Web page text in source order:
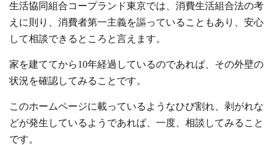
生活協同組合コープランド東京では、消費生活組合法の考
えに則り、消費者第一主義を謳っていることもあり、安心
して相談できるところと言えます。
家を建ててから10年経過しているのであれば、その外壁の
状況を確認してみることです。
このホームページに載っているようなひび割れ、剥がれな
どが発生しているようであれば、一度、相談してみること
です。